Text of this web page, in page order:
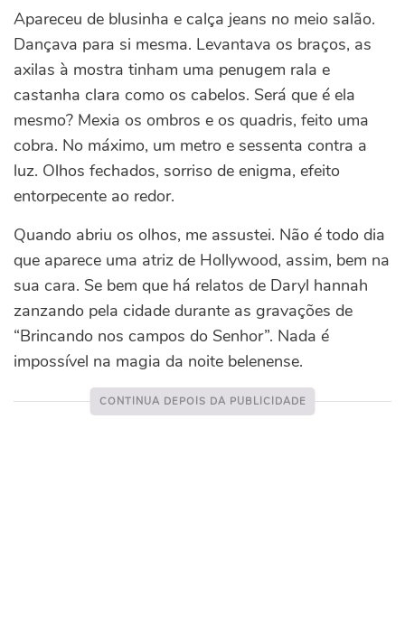
Apareceu de blusinha e calça jeans no meio salão.
Dançava para si mesma. Levantava os braços, as
axilas à mostra tinham uma penugem rala e
castanha clara como os cabelos. Será que é ela
mesmo? Mexia os ombros e os quadris, feito uma
cobra. No máximo, um metro e sessenta contra a
luz. Olhos fechados, sorriso de enigma, efeito
entorpecente ao redor.
Quando abriu os olhos, me assustei. Não é todo dia
que aparece uma atriz de Hollywood, assim, bem na
sua cara. Se bem que há relatos de Daryl hannah
zanzando pela cidade durante as gravações de
“Brincando nos campos do Senhor”. Nada é
impossível na magia da noite belenense.